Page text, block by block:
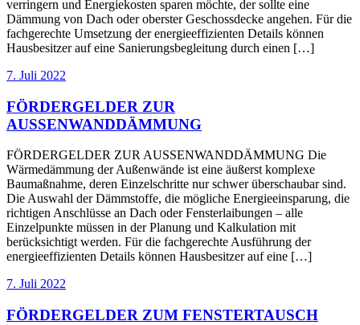
verringern und Energiekosten sparen möchte, der sollte eine
Dämmung von Dach oder oberster Geschossdecke angehen. Für die
fachgerechte Umsetzung der energieeffizienten Details können
Hausbesitzer auf eine Sanierungsbegleitung durch einen […]
7. Juli 2022
FÖRDERGELDER ZUR
AUSSENWANDDÄMMUNG
FÖRDERGELDER ZUR AUSSENWANDDÄMMUNG Die
Wärmedämmung der Außenwände ist eine äußerst komplexe
Baumaßnahme, deren Einzelschritte nur schwer überschaubar sind.
Die Auswahl der Dämmstoffe, die mögliche Energieeinsparung, die
richtigen Anschlüsse an Dach oder Fensterlaibungen – alle
Einzelpunkte müssen in der Planung und Kalkulation mit
berücksichtigt werden. Für die fachgerechte Ausführung der
energieeffizienten Details können Hausbesitzer auf eine […]
7. Juli 2022
FÖRDERGELDER ZUM FENSTERTAUSCH